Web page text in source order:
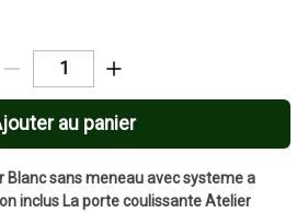
au panier
Blanc sans meneau avec systeme a
inclus La porte coulissante Atelier